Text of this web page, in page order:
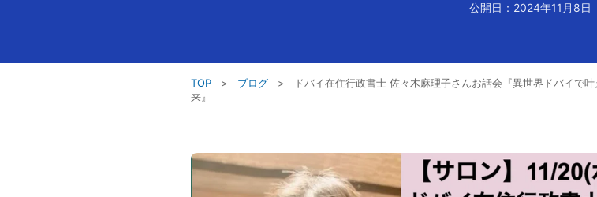
公開日：2024年11月8日
TOP > ブログ >
ドバイ在住行政書士 佐々木麻理子さんお話会『異世界ドバイで
来』